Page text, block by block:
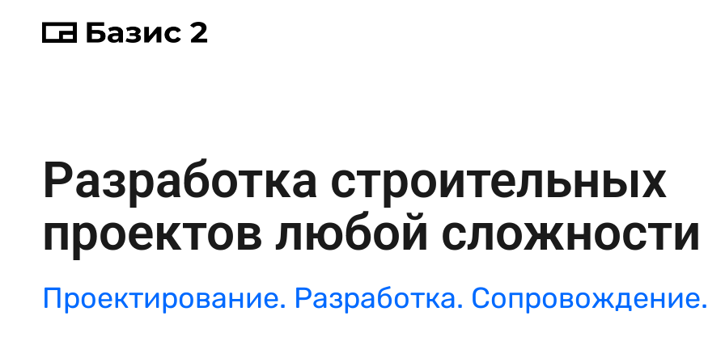
Разработка строительных
проектов любой сложности
Проектирование. Разработка. Сопровождение.